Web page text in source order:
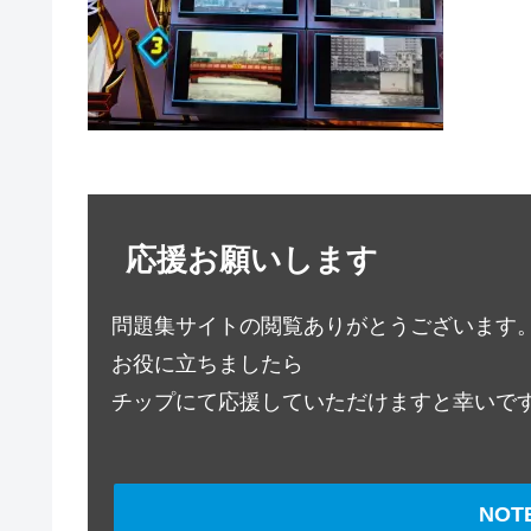
応援お願いします
問題集サイトの閲覧ありがとうございます。
お役に立ちましたら
チップにて応援していただけますと幸いです